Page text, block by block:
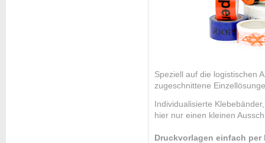
Speziell auf die logistischen
zugeschnittene
Individualisierte
hier nur einen kleinen
Druckvorlagen einfach per